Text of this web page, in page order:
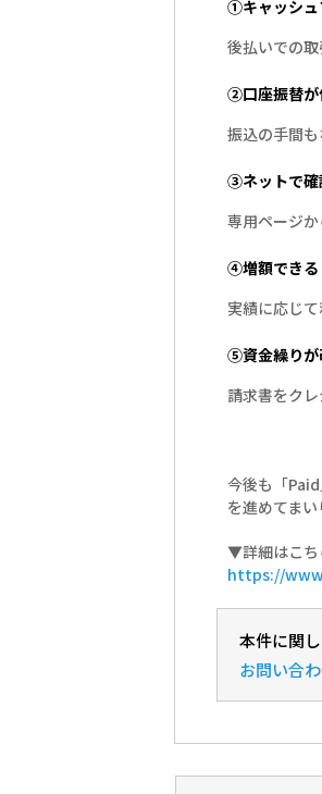
①キャッシュ
後払いでの
②口座振替が
振込の手間
③ネットで確
専用ページ
④増額できる
実績に応じ
⑤資金繰りが
請求書をク
今後も「
を進めてまい
▼詳細はこち
https://
本件に関
お問い合